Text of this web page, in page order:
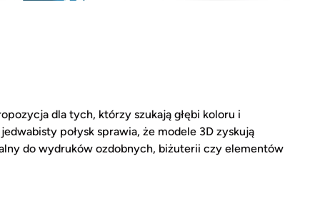
dla tych, którzy szukają głębi koloru i
połysk sprawia, że modele 3D zyskują
do wydruków ozdobnych, biżuterii czy elementów